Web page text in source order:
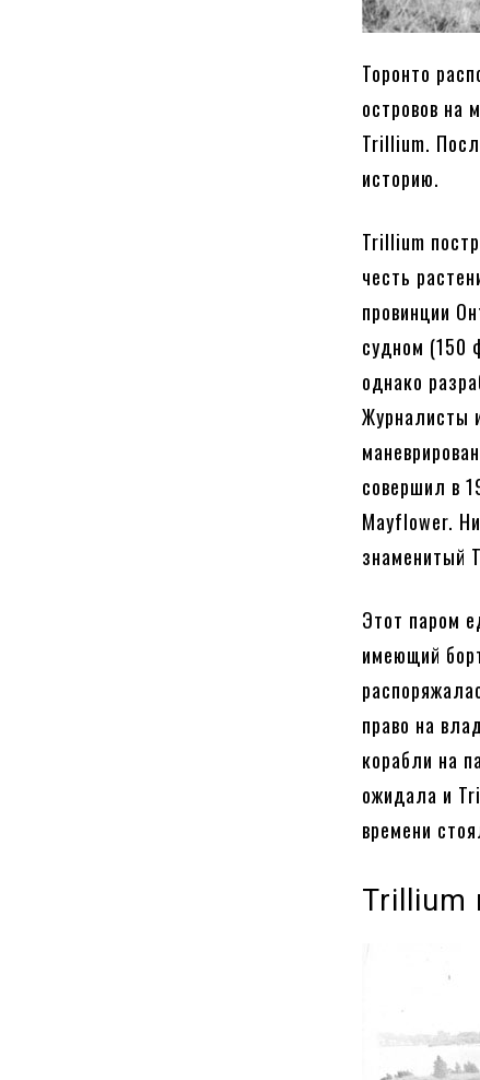
Торонто
островов на
Trillium.
историю.
Trillium
честь
провинции
судном (150
однако
Журналисты
совершил в
Mayflower.
знаменитый
Этот паром
имеющий
право на
корабли на
ожидала и
времени
Trillium